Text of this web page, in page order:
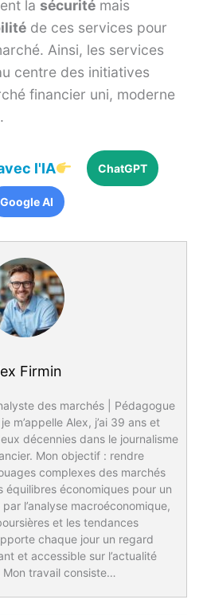
la sécurité mais
de ces services pour
Ainsi, les services
centre des initiatives
financier uni, moderne
l'IA ChatGPT
Google AI
Firmin
des marchés | Pédagogue
m’appelle Alex, j’ai 39 ans et
décennies dans le journalisme
Mon objectif : rendre
complexes des marchés
économiques pour un
l’analyse macroéconomique,
et les tendances
chaque jour un regard
et accessible sur l’actualité
Mon travail consiste…